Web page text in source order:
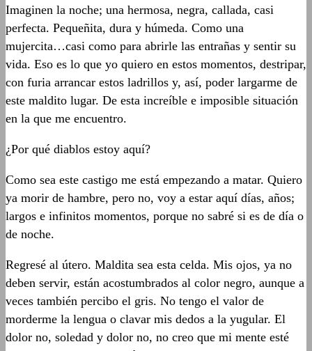
Imaginen la noche; una hermosa, negra, callada, casi
perfecta. Pequeñita, dura y húmeda. Como una
mujercita…casi como para abrirle las entrañas y sentir su
vida. Eso es lo que yo quiero en estos momentos, destripar,
con furia arrancar estos ladrillos y, así, poder largarme de
este maldito lugar. De esta increíble e imposible situación
en la que me encuentro.
¿Por qué diablos estoy aquí?
Como sea este castigo me está empezando a matar. Quiero
ya morir de hambre, pero no, voy a estar aquí días, años;
largos e infinitos momentos, porque no sabré si es de día o
de noche.
Regresé al útero. Maldita sea esta celda. Mis ojos, ya no
deben servir, están acostumbrados al color negro, aunque a
veces también percibo el gris. No tengo el valor de
morderme la lengua o clavar mis dedos a la yugular. El
dolor no, soledad y dolor no, no creo que mi mente esté